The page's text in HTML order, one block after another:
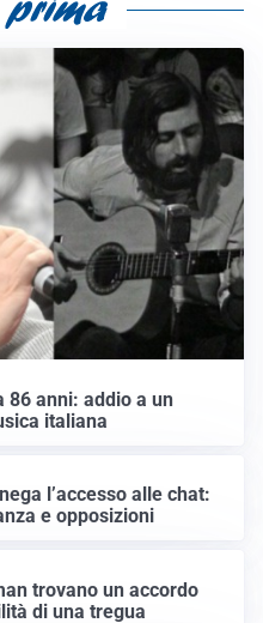
86 anni: addio a un
italiana
l’accesso alle chat:
e opposizioni
trovano un accordo
di una tregua